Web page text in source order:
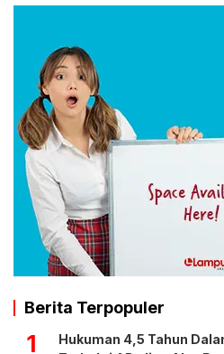
Berita Terpopuler
1
Hukuman 4,5 Tahun